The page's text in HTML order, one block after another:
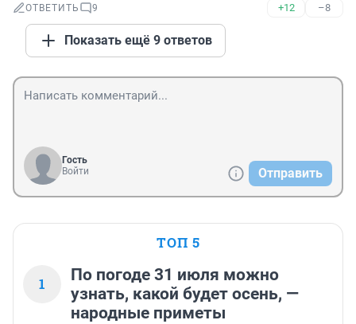
ОТВЕТИТЬ 9 +12 –8
Показать ещё 9 ответов
Гость
Войти
Отправить
ТОП 5
1
По погоде 31 июля можно
узнать, какой будет осень, —
народные приметы